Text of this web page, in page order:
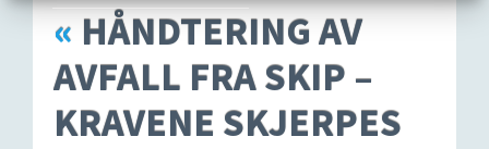
« HÅNDTERING AV
AVFALL FRA SKIP –
KRAVENE SKJERPES